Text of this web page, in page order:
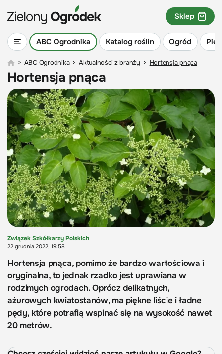
ABC Ogrodnika Katalog roślin Ogród
Sklep
> ABC Ogrodnika > Aktualności z branży > Hortensja pnąca
Hortensja pnąca
Związek Szkółkarzy Polskich
22 grudnia 2022, 19:58
Hortensja pnąca, pomimo że bardzo wartościowa i
oryginalna, to jednak rzadko jest uprawiana w
rodzimych ogrodach. Oprócz delikatnych,
ażurowych kwiatostanów, ma piękne liście i ładne
pędy, które potrafią wspinać się na wysokość nawet
20 metrów.